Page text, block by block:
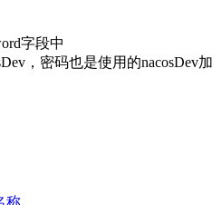
字段中
，密码也是使用的nacosDev加